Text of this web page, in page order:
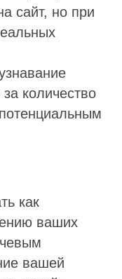
сайт, но при
количество
как
ваших
вашей